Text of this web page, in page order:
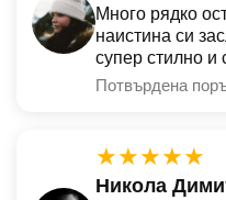
Много рядко
наистина си
супер стилно и
Потвърдена
★★★★★
Никола